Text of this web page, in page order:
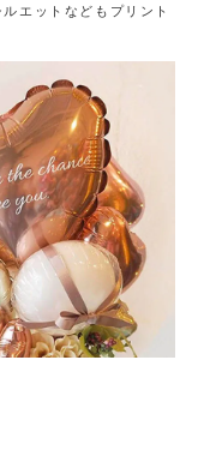
エットなどもプリント